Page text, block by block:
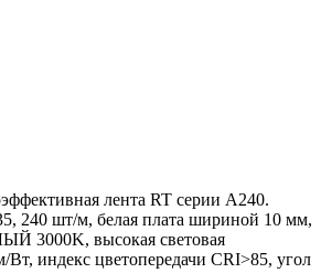
лента RT серии A240.
240 шт/м, белая плата шириной 10 мм,
3000K, высокая световая
Вт, индекс цветопередачи CRI>85, угол